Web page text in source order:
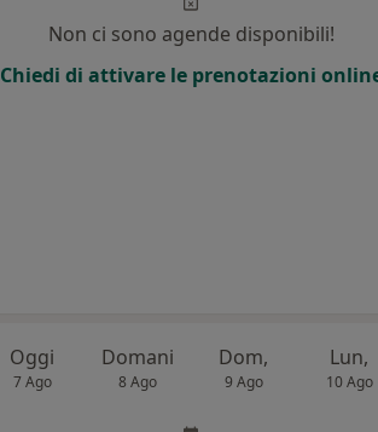
Non ci sono agende disponibili!
Chiedi di attivare le prenotazioni
Oggi
7 Ago
Domani
8 Ago
Dom,
9 Ago
Lun,
10 Ago